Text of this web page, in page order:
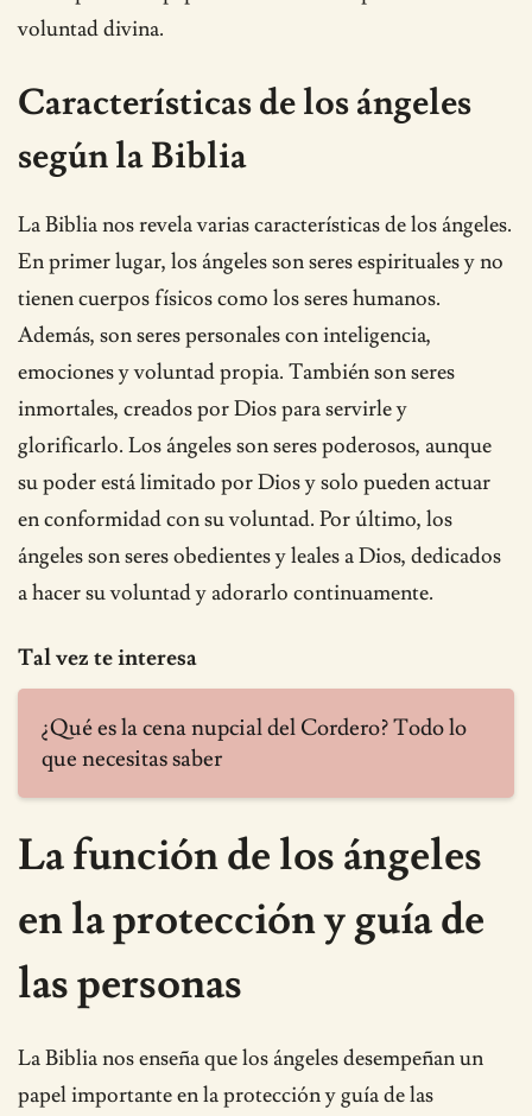
voluntad divina.
Características de los ángeles
según la Biblia
La Biblia nos revela varias características de los ángeles.
En primer lugar, los ángeles son seres espirituales y no
tienen cuerpos físicos como los seres humanos.
Además, son seres personales con inteligencia,
emociones y voluntad propia. También son seres
inmortales, creados por Dios para servirle y
glorificarlo. Los ángeles son seres poderosos, aunque
su poder está limitado por Dios y solo pueden actuar
en conformidad con su voluntad. Por último, los
ángeles son seres obedientes y leales a Dios, dedicados
a hacer su voluntad y adorarlo continuamente.
Tal vez te interesa
¿Qué es la cena nupcial del Cordero? Todo lo
que necesitas saber
La función de los ángeles
en la protección y guía de
las personas
La Biblia nos enseña que los ángeles desempeñan un
papel importante en la protección y guía de las